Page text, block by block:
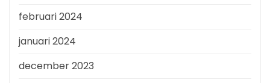
februari 2024
januari 2024
december 2023